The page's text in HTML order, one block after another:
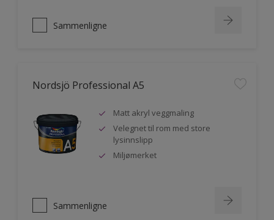
Sammenligne
Nordsjö Professional A5
Matt akryl veggmaling
Velegnet til rom med store
lysinnslipp
Miljømerket
Sammenligne